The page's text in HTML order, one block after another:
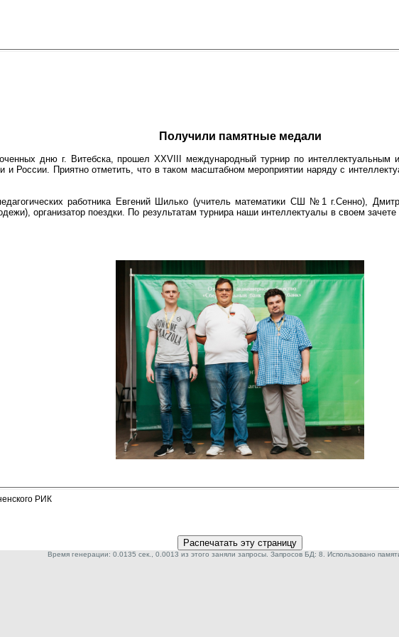
Получили памятные медали
дню г. Витебска, прошел XXVIII международный турнир по интеллектуальным
России. Приятно отметить, что в таком масштабном мероприятии наряду с
работника Евгений Шилько (учитель математики СШ №1 г.Сенно),
организатор поездки. По результатам турнира наши интеллектуалы в своем
РИК
Время генерации: 0.0135 сек., 0.0013 из этого заняли запросы. Запросов БД: 8. Использовано